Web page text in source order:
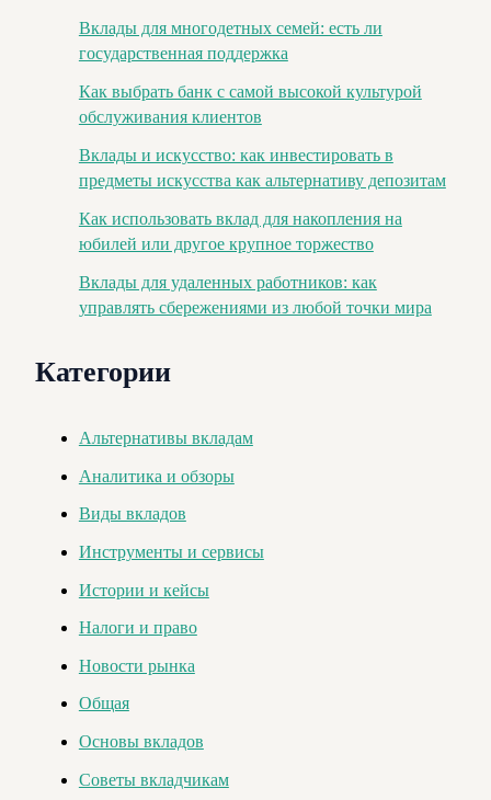
Вклады для многодетных семей: есть ли
государственная поддержка
Как выбрать банк с самой высокой культурой
обслуживания клиентов
Вклады и искусство: как инвестировать в
предметы искусства как альтернативу депозитам
Как использовать вклад для накопления на
юбилей или другое крупное торжество
Вклады для удаленных работников: как
управлять сбережениями из любой точки мира
Категории
Альтернативы вкладам
Аналитика и обзоры
Виды вкладов
Инструменты и сервисы
Истории и кейсы
Налоги и право
Новости рынка
Общая
Основы вкладов
Советы вкладчикам